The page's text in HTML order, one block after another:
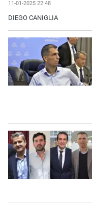
11-01-2025 22:48
DIEGO CANIGLIA